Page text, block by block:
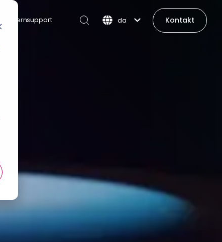
Fjernsupport da Kontakt